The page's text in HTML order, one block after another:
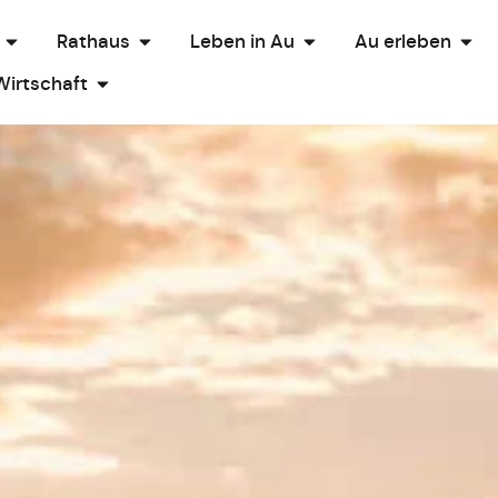
Rathaus Leben in Au
Au erleben